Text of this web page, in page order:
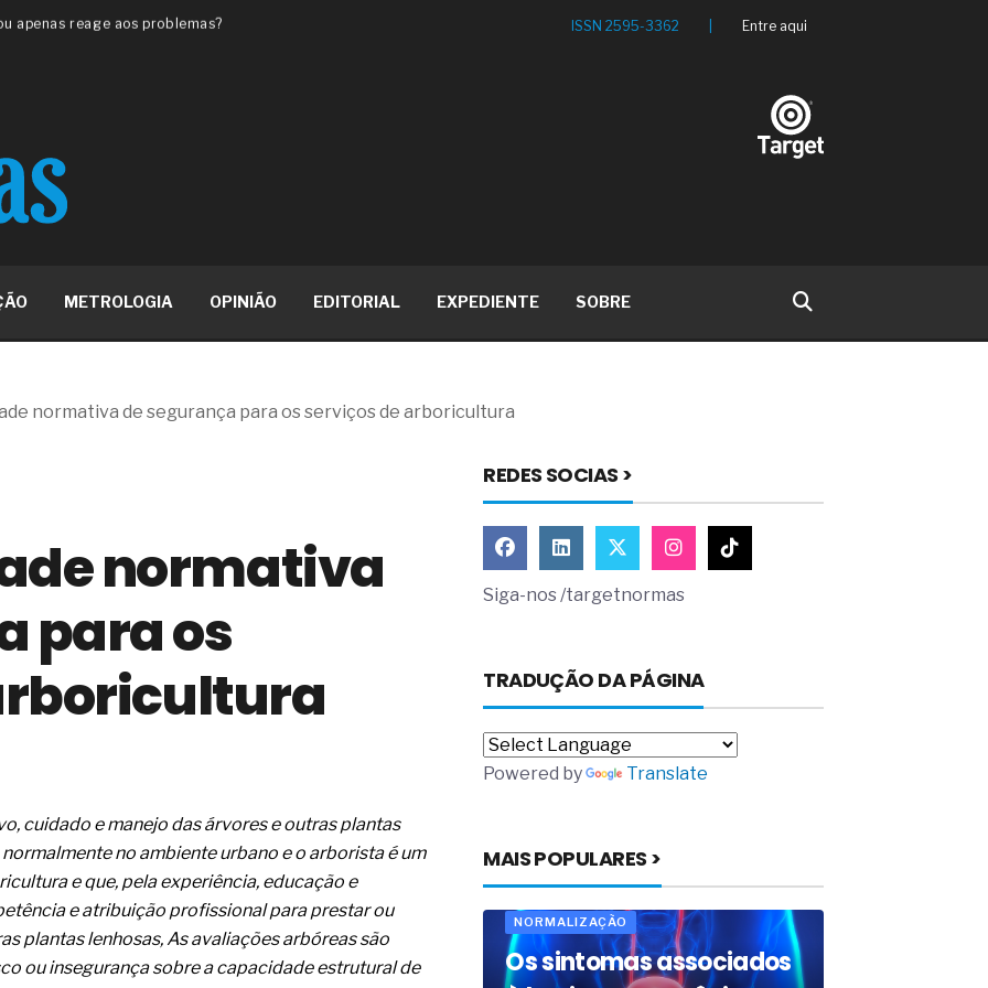
apenas reage aos problemas?
má-fé para tentar criar uma
ISO
metabólica
ânus
de ovário
da fadiga crônica
como estratégia
de materiais
B2B e a venda complexa
dos fios, cabos e
com tipologia de giro para as
apenas reage aos problemas?
a frio in situ com emulsão
ânus
de ovário
cabelos ou calvície
o resultado positivo
em estruturas hidráulicas de
ISSN 2595-3362 Entre aqui
METROLOGIA OPINIÃO EDITORIAL EXPEDIENTE SOBRE
normativa de segurança para os serviços de arboricultura
normativa
para os
cuidado e manejo das árvores e outras plantas
no ambiente urbano e o arborista é um
e que, pela experiência, educação e
e atribuição profissional para prestar ou
plantas lenhosas, As avaliações arbóreas são
ou insegurança sobre a capacidade estrutural de
REDES SOCIAS >
Siga-nos /targetnormas
TRADUÇÃO DA PÁGINA
Powered by Translate
MAIS POPULARES >
NORMALIZAÇÃO
Os sintomas associados